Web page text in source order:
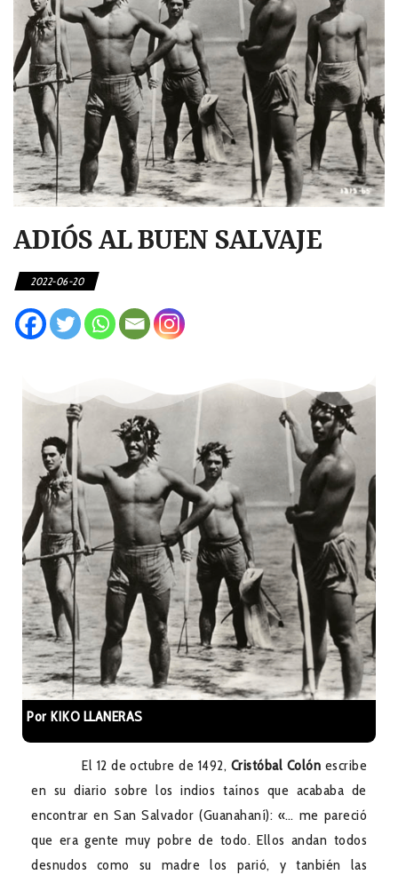
ADIÓS AL BUEN SALVAJE
2022-06-20
Por KIKO LLANERAS
El 12 de octubre de 1492, Cristóbal Colón escribe
en su diario sobre los indios taínos que acababa de
encontrar en San Salvador (Guanahaní): «… me pareció
que era gente muy pobre de todo. Ellos andan todos
desnudos como su madre los parió, y tanbién las